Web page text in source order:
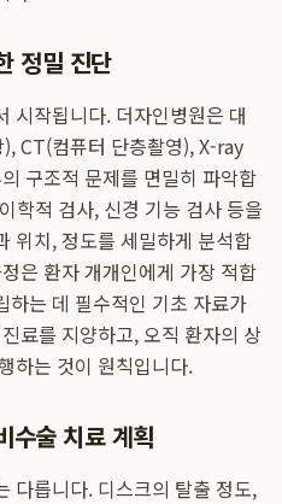
정밀 진단
시작됩니다. 더자인병원은 대
CT(컴퓨터 단층촬영), X-ray
구조적 문제를 면밀히 파악합
학적 검사, 신경 기능 검사 등을
위치, 정도를 세밀하게 분석합
은 환자 개개인에게 가장 적합
하는 데 필수적인 기초 자료가
료를 지양하고, 오직 환자의 상
하는 것이 원칙입니다.
수술 치료 계획
다릅니다. 디스크의 탈출 정도,